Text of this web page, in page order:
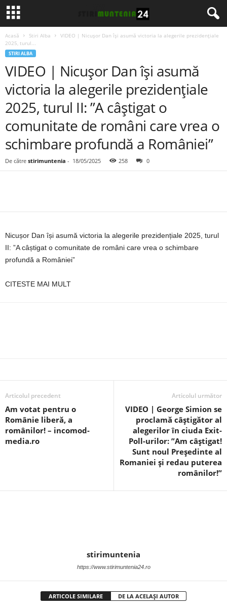
Acasă Stiri Alba
VIDEO | Nicușor Dan își asumă victoria la alegerile prezidențiale
2025, turul...
STIRI ALBA
VIDEO | Nicușor Dan își asumă
victoria la alegerile prezidențiale
2025, turul II: ”A câștigat o
comunitate de români care vrea o
schimbare profundă a României”
De către stirimuntenia - 18/05/2025 258 0
Nicușor Dan își asumă victoria la alegerile prezidențiale 2025, turul
II: ”A câștigat o comunitate de români care vrea o schimbare
profundă a României”
CITESTE MAI MULT
Articolul precedent
Am votat pentru o
Românie liberă, a
românilor! – incomod-
media.ro
Articolul următor
VIDEO | George Simion se
proclamă câștigător al
alegerilor în ciuda Exit-
Poll-urilor: ”Am câștigat!
Sunt noul Președinte al
Romaniei și redau puterea
românilor!”
stirimuntenia
https://www.stirimuntenia24.ro
ARTICOLE SIMILARE DE LA ACELAȘI AUTOR